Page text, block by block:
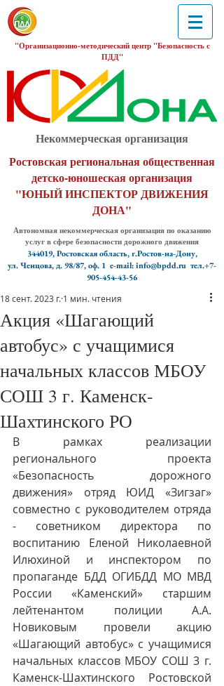
"Организационно-методический центр "Безопасность с
ПДД"
Некоммерческая организация
Ростовская региональная общественная
детско-юношеская организация
"ЮНЫЙ ИНСПЕКТОР ДВИЖЕНИЯ
ДОНА"
Автономная некоммерческая организация по оказанию
услуг в сфере безопасности дорожного движения
344019, Ростовская область, г.Ростов-на-Дону,
ул. Ченцова, д. 98/87, оф. 1 e-mail: info@bpdd.ru тел.+7-
905-454-43-56
Акция «Шагающий
автобус» с учащимися
начальных классов МБОУ
СОШ 3 г. Каменск-
Шахтинского РО
18 сент. 2023 г. 1 мин. чтения
В рамках реализации
регионального проекта
«Безопасность дорожного
движения» отряд ЮИД «Зигзаг»
совместно с руководителем отряда
- советником директора по
воспитанию Еленой Николаевной
Илюхиной и инспектором по
пропаганде БДД ОГИБДД МО МВД
России «Каменский» старшим
лейтенантом полиции А.А.
Новиковым провели акцию
«Шагающий автобус» с учащимися
начальных классов МБОУ СОШ 3 г.
Каменск-Шахтинского Ростовской